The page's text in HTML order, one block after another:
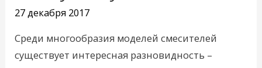
27 декабря 2017
Среди многообразия моделей смесителей
существует интересная разновидность –
снижения
платежей
за